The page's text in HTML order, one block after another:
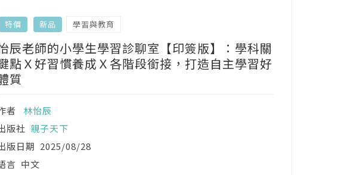
特價 新品 學習與教育
辰老師的小學生學習診聊室【印簽版】：學科關
點Ｘ好習慣養成Ｘ各階段銜接，打造自主學習好
質
者
林怡辰
版社 親子天下
版日期 2025/08/28
言 中文